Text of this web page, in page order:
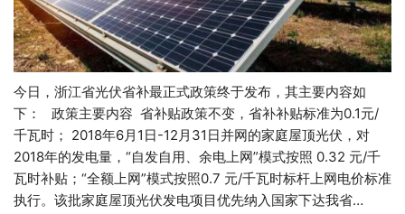
今日，浙江省光伏省补最正式政策终于发布，其主要内容如
下： 政策主要内容 省补贴政策不变，省补补贴标准为0.1元/
千瓦时； 2018年6月1日-12月31日并网的家庭屋顶光伏，对
2018年的发电量，“自发自用、余电上网”模式按照 0.32 元/千
瓦时补贴；“全额上网”模式按照0.7 元/千瓦时标杆上网电价标准
执行。该批家庭屋顶光伏发电项目优先纳入国家下达我省…